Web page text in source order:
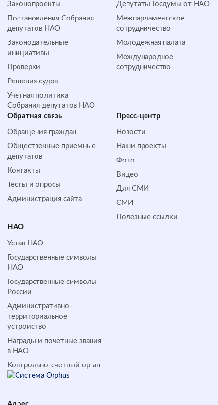
Законопроекты
Постановления Собрания
депутатов НАО
Законодательные
инициативы
Проверки
Решения судов
Учетная политика
Собрания депутатов НАО
Депутаты Госдумы от НАО
Межпарламентское
сотрудничество
Молодежная палата
Международное
сотрудничество
Обратная cвязь
Обращения граждан
Общественные приемные
депутатов
Контакты
Тесты и опросы
Администрация сайта
Пресс-центр
Новости
Наши проекты
Фото
Видео
Для СМИ
СМИ
Полезные ссылки
НАО
Устав НАО
Государственные символы
НАО
Государственные символы
России
Административно-
территориальное
устройство
Награды и почетные звания
в НАО
Контрольно-счетный орган